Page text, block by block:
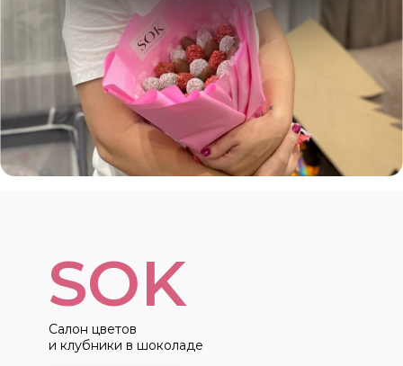
Салон цветов
и клубники в шоколаде
SOK